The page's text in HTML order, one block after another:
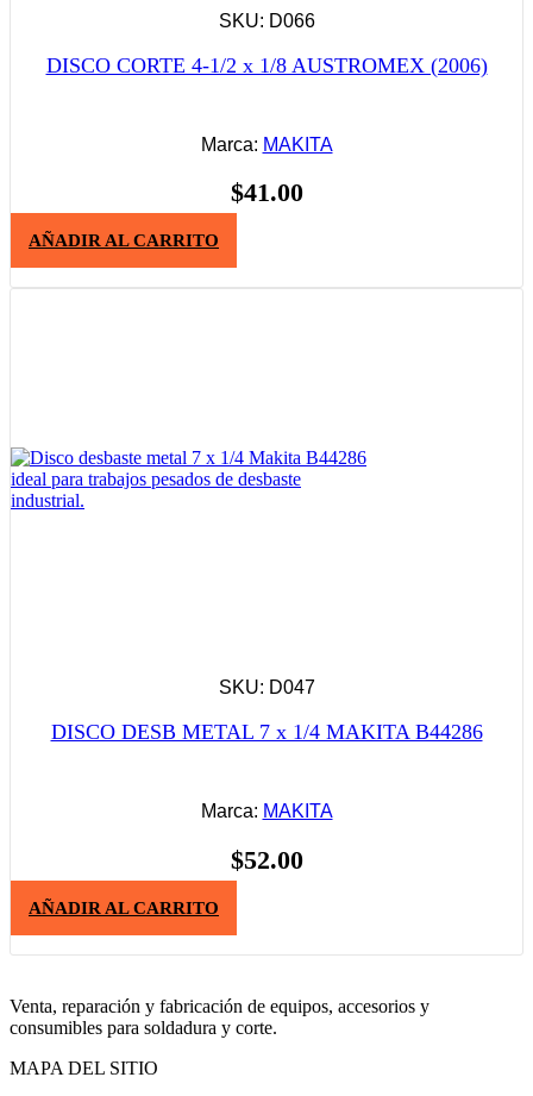
SKU: D066
DISCO CORTE 4-1/2 x 1/8 AUSTROMEX (2006)
Marca: MAKITA
$41.00
AÑADIR AL CARRITO
SKU: D047
DISCO DESB METAL 7 x 1/4 MAKITA B44286
Marca: MAKITA
$52.00
AÑADIR AL CARRITO
Venta, reparación y fabricación de equipos, accesorios y
consumibles para soldadura y corte.
MAPA DEL SITIO